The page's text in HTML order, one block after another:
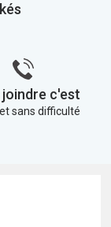
joindre c'est
sans difficulté